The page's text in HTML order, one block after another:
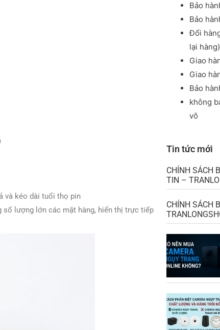
và kéo dài tuổi thọ pin
số lượng lớn các mặt hàng, hiển thị trực tiếp
Bảo
Bảo
Đổi
lại hàng)
Giao
Giao
Bảo
không
vô
Tin tức mới
CHÍNH SÁCH
TIN –
CHÍNH SÁCH